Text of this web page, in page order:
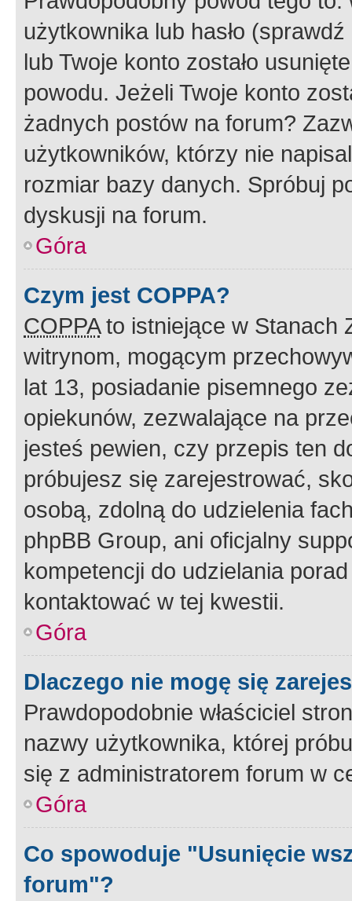
użytkownika lub hasło
lub Twoje konto zostało
powodu. Jeżeli Twoje konto
żadnych postów na forum?
użytkowników, którzy nie
rozmiar bazy danych. Spróbuj
dyskusji na forum.
Góra
Czym jest COPPA?
COPPAto istniejące w Stanach
witrynom, mogącym
lat 13, posiadanie pisemnego
opiekunów, zezwalające na
jesteś pewien, czy przepis ten
próbujesz się zarejestrować,
osobą, zdolną do udzielenia
phpBB Group, ani oficjalny
kompetencji do udzielania
kontaktować w tej kwestii.
Góra
Dlaczego nie mogę się
Prawdopodobnie właściciel
nazwy użytkownika, której
się z administratorem forum w
Góra
Co spowoduje "Usunięcie
forum"?